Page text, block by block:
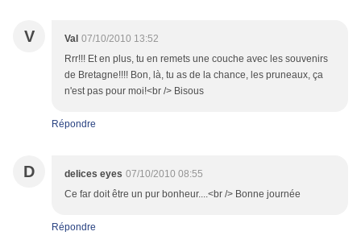
V Val 07/10/2010 13:52
Rrr!!! Et en plus, tu en remets une couche avec les souvenirs
de Bretagne!!!! Bon, là, tu as de la chance, les pruneaux, ça
n'est pas pour moi!<br /> Bisous
Répondre
D delices eyes 07/10/2010 08:55
Ce far doit être un pur bonheur....<br /> Bonne journée
Répondre